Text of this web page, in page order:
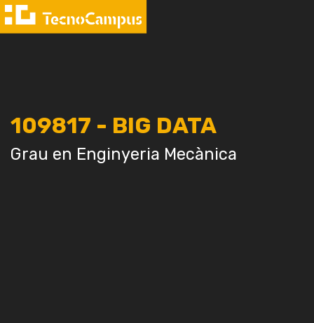
109817 - BIG DATA
Grau en Enginyeria Mecànica